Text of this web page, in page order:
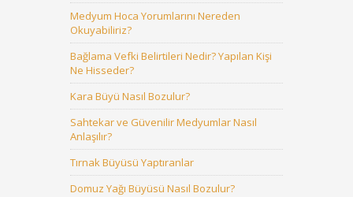
Medyum Hoca Yorumlarını Nereden
Okuyabiliriz?
Bağlama Vefki Belirtileri Nedir? Yapılan Kişi
Ne Hisseder?
Kara Büyü Nasıl Bozulur?
Sahtekar ve Güvenilir Medyumlar Nasıl
Anlaşılır?
Tırnak Büyüsü Yaptıranlar
Domuz Yağı Büyüsü Nasıl Bozulur?